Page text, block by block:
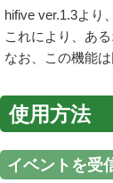
hifive ver.1.3より
これにより、あ
なお、この機能
使用方法
イベントを受